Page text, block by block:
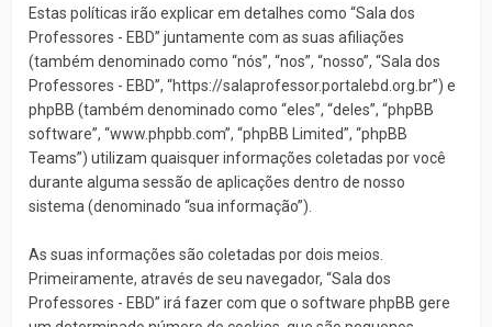
Estas políticas irão explicar em detalhes como “Sala dos
Professores - EBD” juntamente com as suas afiliações
(também denominado como “nós”, “nos”, “nosso”, “Sala dos
Professores - EBD”, “https://salaprofessor.portalebd.org.br”) e
phpBB (também denominado como “eles”, “deles”, “phpBB
software”, “www.phpbb.com”, “phpBB Limited”, “phpBB
Teams”) utilizam quaisquer informações coletadas por você
durante alguma sessão de aplicações dentro de nosso
sistema (denominado “sua informação”).
As suas informações são coletadas por dois meios.
Primeiramente, através de seu navegador, “Sala dos
Professores - EBD” irá fazer com que o software phpBB gere